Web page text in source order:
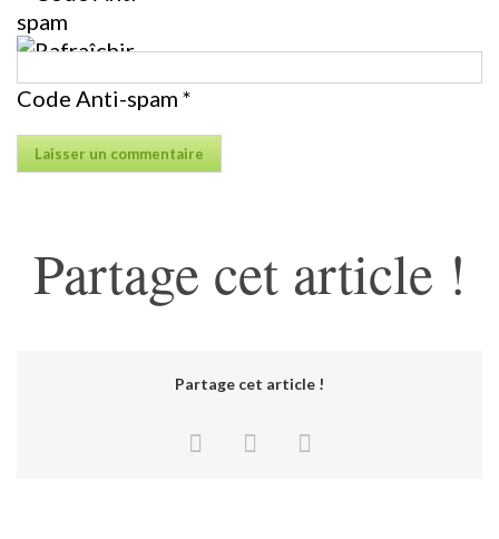
Code Anti-spam *
Partage cet article !
Partage cet article !